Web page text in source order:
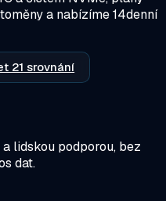
a nabízíme 14denní
21 srovnání
lidskou podporou, bez
dat.